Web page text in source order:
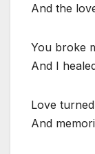
And the
You broke
And I
Love
And